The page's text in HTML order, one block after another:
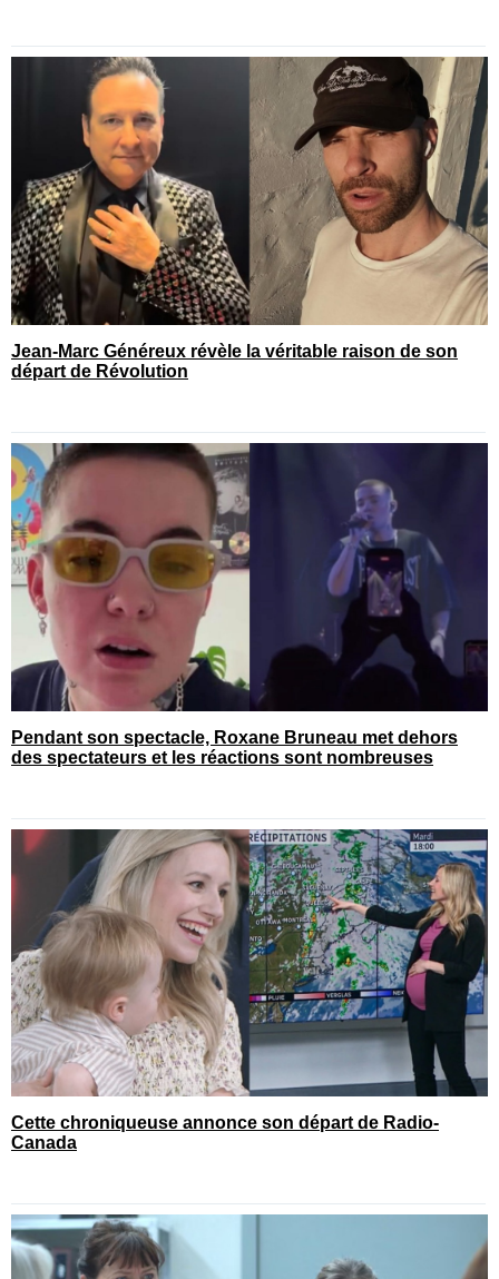
Jean-Marc Généreux révèle la véritable raison de son
départ de Révolution
Pendant son spectacle, Roxane Bruneau met dehors
des spectateurs et les réactions sont nombreuses
Cette chroniqueuse annonce son départ de Radio-
Canada